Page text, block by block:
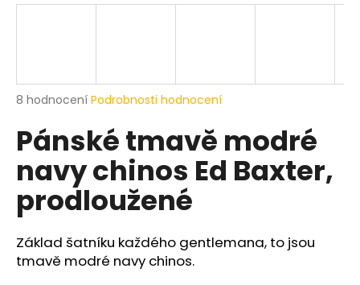
Průměrné
produktu
je
hvězdiček.
8 hodnocení Podrobnosti hodnocení
Pánské tmavě modré
navy chinos Ed Baxter,
prodloužené
Základ šatníku každého gentlemana, to jsou
tmavě modré navy chinos.
o
p
o
r
u
u
j